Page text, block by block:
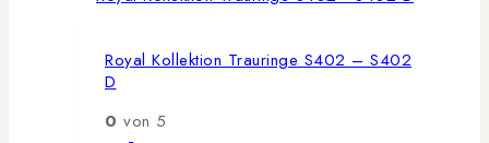
Royal Kollektion Trauringe S402 – S402
D
0 von 5